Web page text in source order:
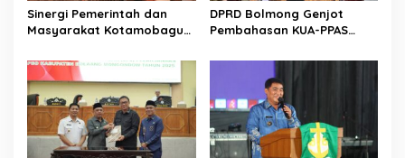
Sinergi Pemerintah dan
Masyarakat Kotamobagu
Golda Pinontoan
DPRD Bolmong Genjot
Pembahasan KUA-PPAS